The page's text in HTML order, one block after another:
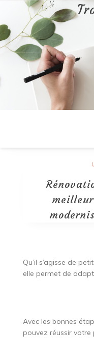
contenu
Qu’il s’agisse de
elle permet de
Avec les bonnes
pouvez réussir votre